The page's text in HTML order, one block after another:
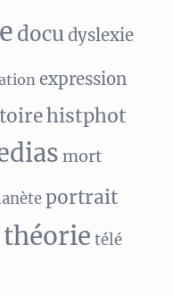
docu dyslexie
expression
histphot
mort
portrait
théorie télé